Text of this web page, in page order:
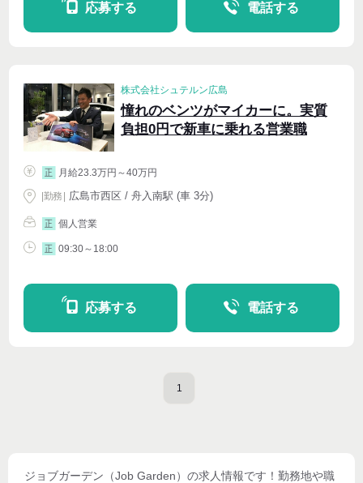
応募する 電話する
株式会社シュテルン広島
憧れのベンツがマイカーに。実質
負担0円で新車に乗れる営業職
正 月給23.3万円～40万円
|勤務 広島市西区 / 舟入南駅 (車 3分)
正 個人営業
正 09:30～18:00
応募する 電話する
1
ジョブガーデン（Job Garden） の求人情報です！勤務地や職